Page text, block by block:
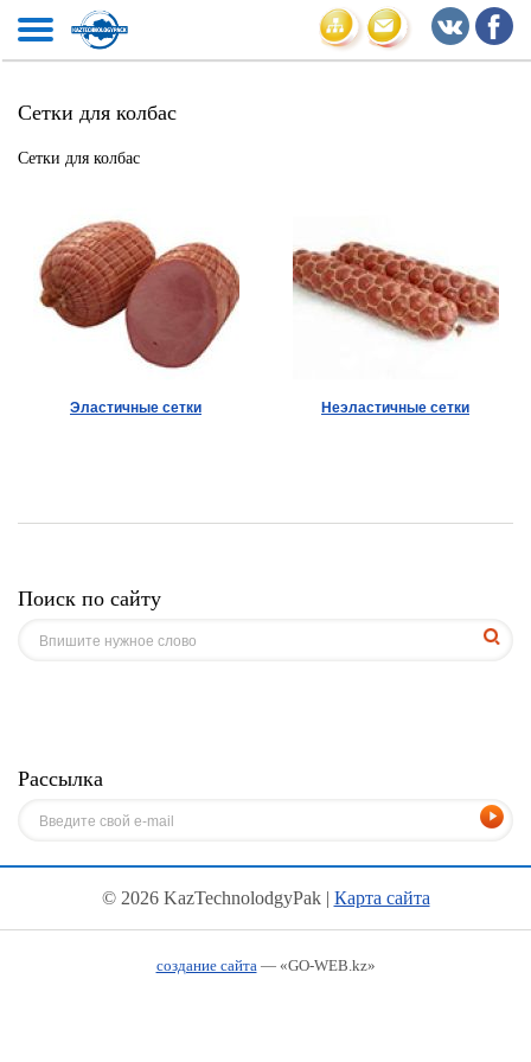
Сетки для колбас
Сетки для колбас
Эластичные сетки Неэластичные сетки
Поиск по сайту
Рассылка
© 2026 KazTechnolodgyPak | Карта сайта
создание сайта— «GO-WEB.kz»